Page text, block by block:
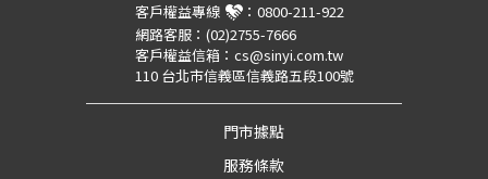
客戶權益專線 ： 0800-211-922
網路客服： (02)2755-7666
客戶權益信箱： cs@sinyi.com.tw
110 台北市信義區信義路五段100號
門市據點
服務條款